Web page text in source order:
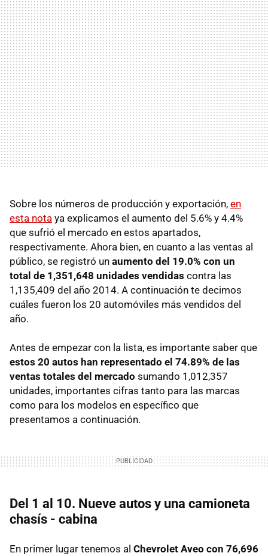
Sobre los números de producción y exportación, en
esta nota ya explicamos el aumento del 5.6% y 4.4%
que sufrió el mercado en estos apartados,
respectivamente. Ahora bien, en cuanto a las ventas al
público, se registró un aumento del 19.0% con un
total de 1,351,648 unidades vendidas contra las
1,135,409 del año 2014. A continuación te decimos
cuáles fueron los 20 automóviles más vendidos del
año.
Antes de empezar con la lista, es importante saber que
estos 20 autos han representado el 74.89% de las
ventas totales del mercado sumando 1,012,357
unidades, importantes cifras tanto para las marcas
como para los modelos en específico que
presentamos a continuación.
Del 1 al 10. Nueve autos y una camioneta
chasís - cabina
En primer lugar tenemos al Chevrolet Aveo con 76,696